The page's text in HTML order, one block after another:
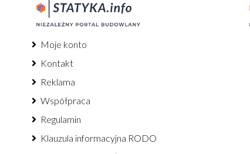
Moje konto
Kontakt
Reklama
Współpraca
Regulamin
Klauzula informacyjna RODO